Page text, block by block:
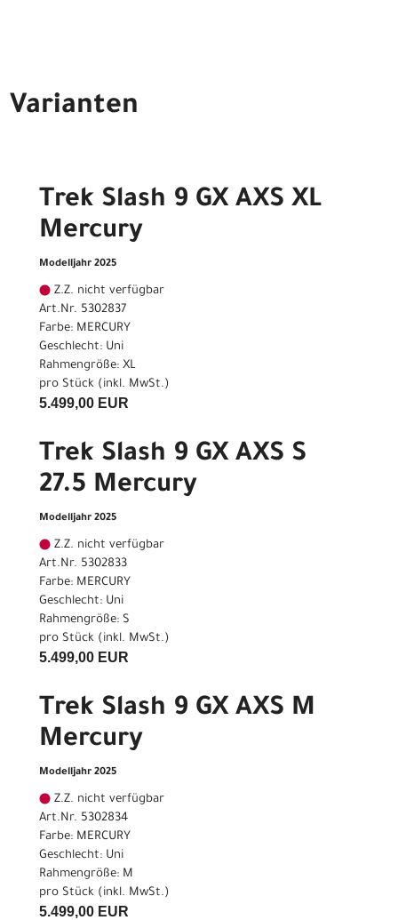
Varianten
Trek Slash 9 GX AXS XL
Mercury
Modelljahr 2025
Z.Z. nicht verfügbar
Art.Nr. 5302837
Farbe: MERCURY
Geschlecht: Uni
Rahmengröße: XL
pro Stück (inkl. MwSt.)
5.499,00 EUR
Trek Slash 9 GX AXS S
27.5 Mercury
Modelljahr 2025
Z.Z. nicht verfügbar
Art.Nr. 5302833
Farbe: MERCURY
Geschlecht: Uni
Rahmengröße: S
pro Stück (inkl. MwSt.)
5.499,00 EUR
Trek Slash 9 GX AXS M
Mercury
Modelljahr 2025
Z.Z. nicht verfügbar
Art.Nr. 5302834
Farbe: MERCURY
Geschlecht: Uni
Rahmengröße: M
pro Stück (inkl. MwSt.)
5.499,00 EUR